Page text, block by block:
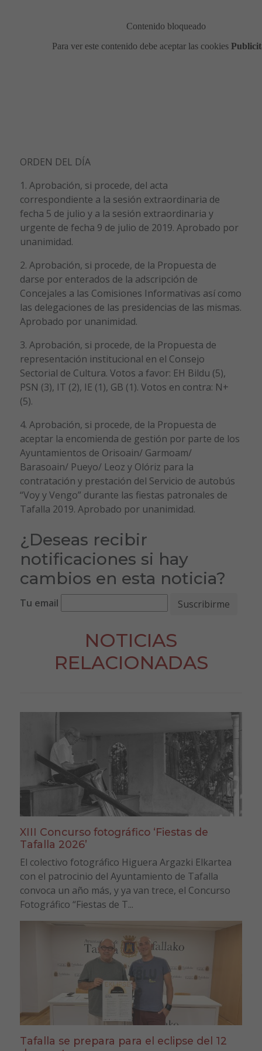
ORDEN DEL DÍA
1. Aprobación, si procede, del acta
correspondiente a la sesión extraordinaria de
fecha 5 de julio y a la sesión extraordinaria y
urgente de fecha 9 de julio de 2019. Aprobado por
unanimidad.
2. Aprobación, si procede, de la Propuesta de
darse por enterados de la adscripción de
Concejales a las Comisiones Informativas así como
las delegaciones de las presidencias de las mismas.
Aprobado por unanimidad.
3. Aprobación, si procede, de la Propuesta de
representación institucional en el Consejo
Sectorial de Cultura. Votos a favor: EH Bildu (5),
PSN (3), IT (2), IE (1), GB (1). Votos en contra: N+
(5).
4. Aprobación, si procede, de la Propuesta de
aceptar la encomienda de gestión por parte de los
Ayuntamientos de Orisoain/ Garmoam/
Barasoain/ Pueyo/ Leoz y Olóriz para la
contratación y prestación del Servicio de autobús
“Voy y Vengo” durante las fiestas patronales de
Tafalla 2019. Aprobado por unanimidad.
¿Deseas recibir
notificaciones si hay
cambios en esta noticia?
Tu email
NOTICIAS
RELACIONADAS
XIII Concurso fotográfico ‘Fiestas de
Tafalla 2026’
El colectivo fotográfico Higuera Argazki Elkartea
con el patrocinio del Ayuntamiento de Tafalla
convoca un año más, y ya van trece, el Concurso
Fotográfico “Fiestas de T...
Tafalla se prepara para el eclipse del 12